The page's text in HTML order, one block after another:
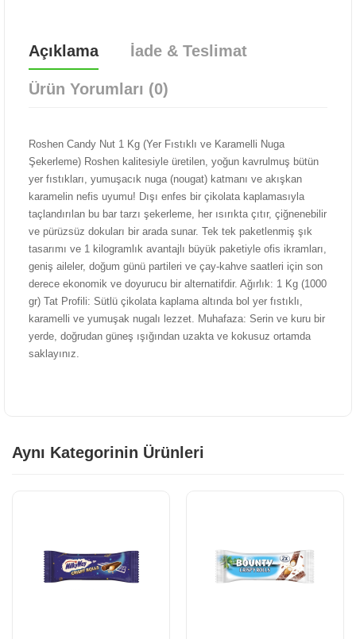
Açıklama İade & Teslimat
Ürün Yorumları (0)
Roshen Candy Nut 1 Kg (Yer Fıstıklı ve Karamelli Nuga
Şekerleme) Roshen kalitesiyle üretilen, yoğun kavrulmuş bütün
yer fıstıkları, yumuşacık nuga (nougat) katmanı ve akışkan
karamelin nefis uyumu! Dışı enfes bir çikolata kaplamasıyla
taçlandırılan bu bar tarzı şekerleme, her ısırıkta çıtır, çiğnenebilir
ve pürüzsüz dokuları bir arada sunar. Tek tek paketlenmiş şık
tasarımı ve 1 kilogramlık avantajlı büyük paketiyle ofis ikramları,
geniş aileler, doğum günü partileri ve çay-kahve saatleri için son
derece ekonomik ve doyurucu bir alternatifdir. Ağırlık: 1 Kg (1000
gr) Tat Profili: Sütlü çikolata kaplama altında bol yer fıstıklı,
karamelli ve yumuşak nugalı lezzet. Muhafaza: Serin ve kuru bir
yerde, doğrudan güneş ışığından uzakta ve kokusuz ortamda
saklayınız.
Aynı Kategorinin Ürünleri